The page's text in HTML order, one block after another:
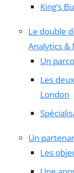
King’s
Le double
Analytics &
Un
Les
London
Un
Les